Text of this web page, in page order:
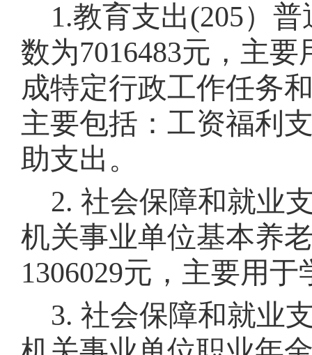
1.教育支出(205）普
数为7016483元，主要
成特定行政工作任务
主要包括：工资福利
助支出。
2. 社会保障和就业
机关事业单位基本养
1306029元，主要用于
3. 社会保障和就业